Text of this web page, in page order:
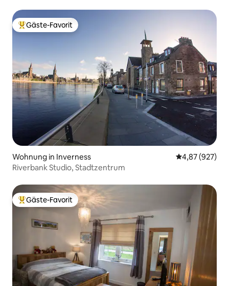
Beliebter Gäste-Favorit.
Gäste-Favorit
Wohnung in Inverness
4,87 (927)
Riverbank Studio, Stadtzentrum
Beliebter Gäste-Favorit.
Gäste-Favorit